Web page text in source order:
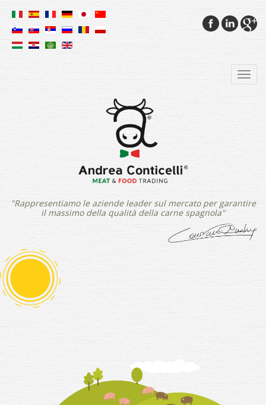
"Rappresentiamo le aziende leader sul mercato per garantire
il massimo della qualità della carne spagnola"